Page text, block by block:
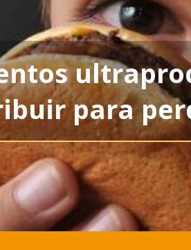
para